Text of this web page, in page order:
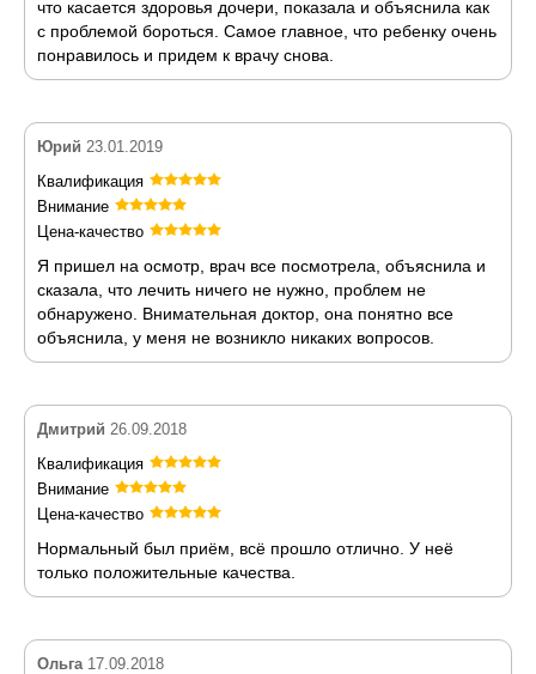
что касается здоровья дочери, показала и объяснила как
с проблемой бороться. Самое главное, что ребенку очень
понравилось и придем к врачу снова.
Юрий 23.01.2019
Квалификация
Внимание
Цена-качество
Я пришел на осмотр, врач все посмотрела, объяснила и
сказала, что лечить ничего не нужно, проблем не
обнаружено. Внимательная доктор, она понятно все
объяснила, у меня не возникло никаких вопросов.
Дмитрий 26.09.2018
Квалификация
Внимание
Цена-качество
Нормальный был приём, всё прошло отлично. У неё
только положительные качества.
Ольга 17.09.2018